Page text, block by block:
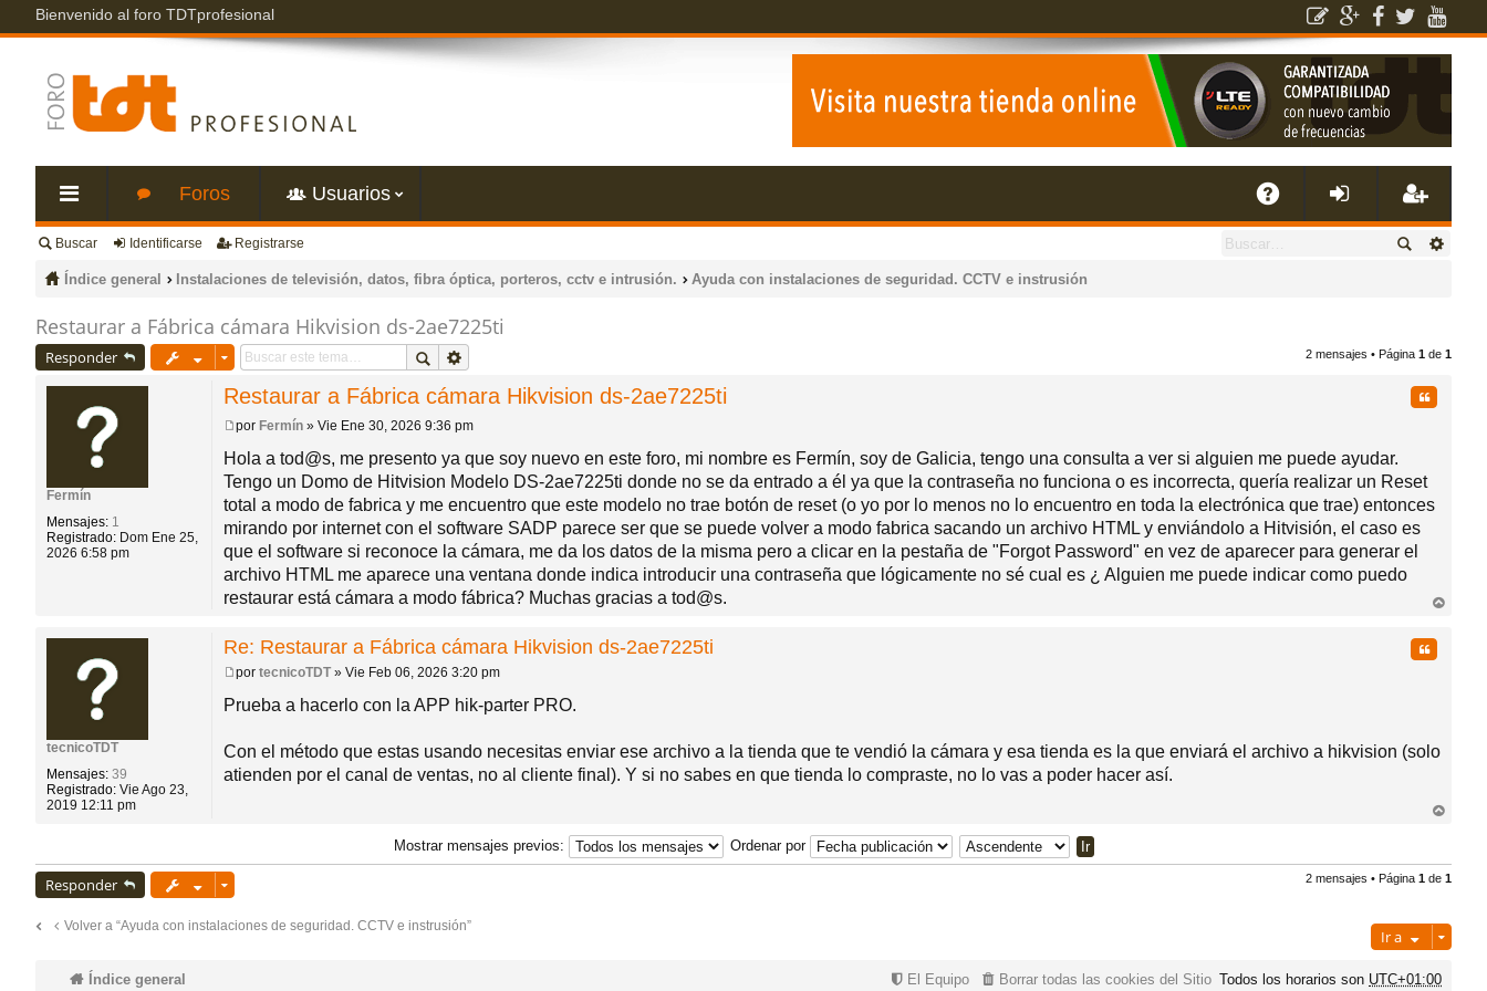
Bienvenido al foro TDTprofesional
nl
es
rá
do
Foros Usuarios
A
fic
se
eg
ra
rs
e
Buscar Identificarse Registrarse
Índice general Instalaciones de televisión, datos, fibra óptica, porteros, cctv e intrusión. Ayuda con instalaciones de seguridad. CCTV e instrusión
Restaurar a Fábrica cámara Hikvision ds-2ae7225ti
Responder 2 mensajes • Página 1 de 1
Fermín
Mensajes: 1
Registrado: Dom Ene 25,
2026 6:58 pm
Restaurar a Fábrica cámara Hikvision ds-2ae7225ti Citar
M
e
n
s
a
j
e
por Fermín » Vie Ene 30, 2026 9:36 pm
Hola a tod@s, me presento ya que soy nuevo en este foro, mi nombre es Fermín, soy de Galicia, tengo una consulta a ver si alguien me puede ayudar.
Tengo un Domo de Hitvision Modelo DS-2ae7225ti donde no se da entrado a él ya que la contraseña no funciona o es incorrecta, quería realizar un Reset
total a modo de fabrica y me encuentro que este modelo no trae botón de reset (o yo por lo menos no lo encuentro en toda la electrónica que trae) entonces
mirando por internet con el software SADP parece ser que se puede volver a modo fabrica sacando un archivo HTML y enviándolo a Hitvisión, el caso es
que el software si reconoce la cámara, me da los datos de la misma pero a clicar en la pestaña de "Forgot Password" en vez de aparecer para generar el
archivo HTML me aparece una ventana donde indica introducir una contraseña que lógicamente no sé cual es ¿ Alguien me puede indicar como puedo
restaurar está cámara a modo fábrica? Muchas gracias a tod@s.
tecnicoTDT
Mensajes: 39
Registrado: Vie Ago 23,
2019 12:11 pm
Re: Restaurar a Fábrica cámara Hikvision ds-2ae7225ti Citar
e
n
a
e
por tecnicoTDT» Vie Feb 06, 2026 3:20 pm
Prueba a hacerlo con la APP hik-parter PRO.
Con el método que estas usando necesitas enviar ese archivo a la tienda que te vendió la cámara y esa tienda es la que enviará el archivo a hikvision (solo
atienden por el canal de ventas, no al cliente final). Y si no sabes en que tienda lo compraste, no lo vas a poder hacer así.
Mostrar mensajes previos: Ordenar por
Responder 2 mensajes • Página 1 de 1
Volver a “Ayuda con instalaciones de seguridad. CCTV e instrusión”
Ir a
Índice general Todos los horarios son UTC+01:00
Borrar todas las cookies del Sitio
El Equipo